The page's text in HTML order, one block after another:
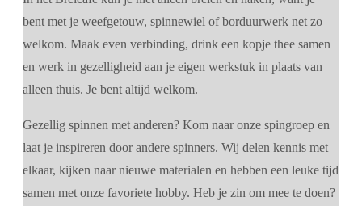
bent met je weefgetouw, spinnewiel of borduurwerk net zo
welkom. Maak even verbinding, drink een kopje thee samen
en werk in gezelligheid aan je eigen werkstuk in plaats van
alleen thuis. Je bent altijd welkom.
Gezellig spinnen met anderen? Kom naar onze spingroep en
laat je inspireren door andere spinners. Wij delen kennis met
elkaar, kijken naar nieuwe materialen en hebben een leuke tijd
samen met onze favoriete hobby. Heb je zin om mee te doen?